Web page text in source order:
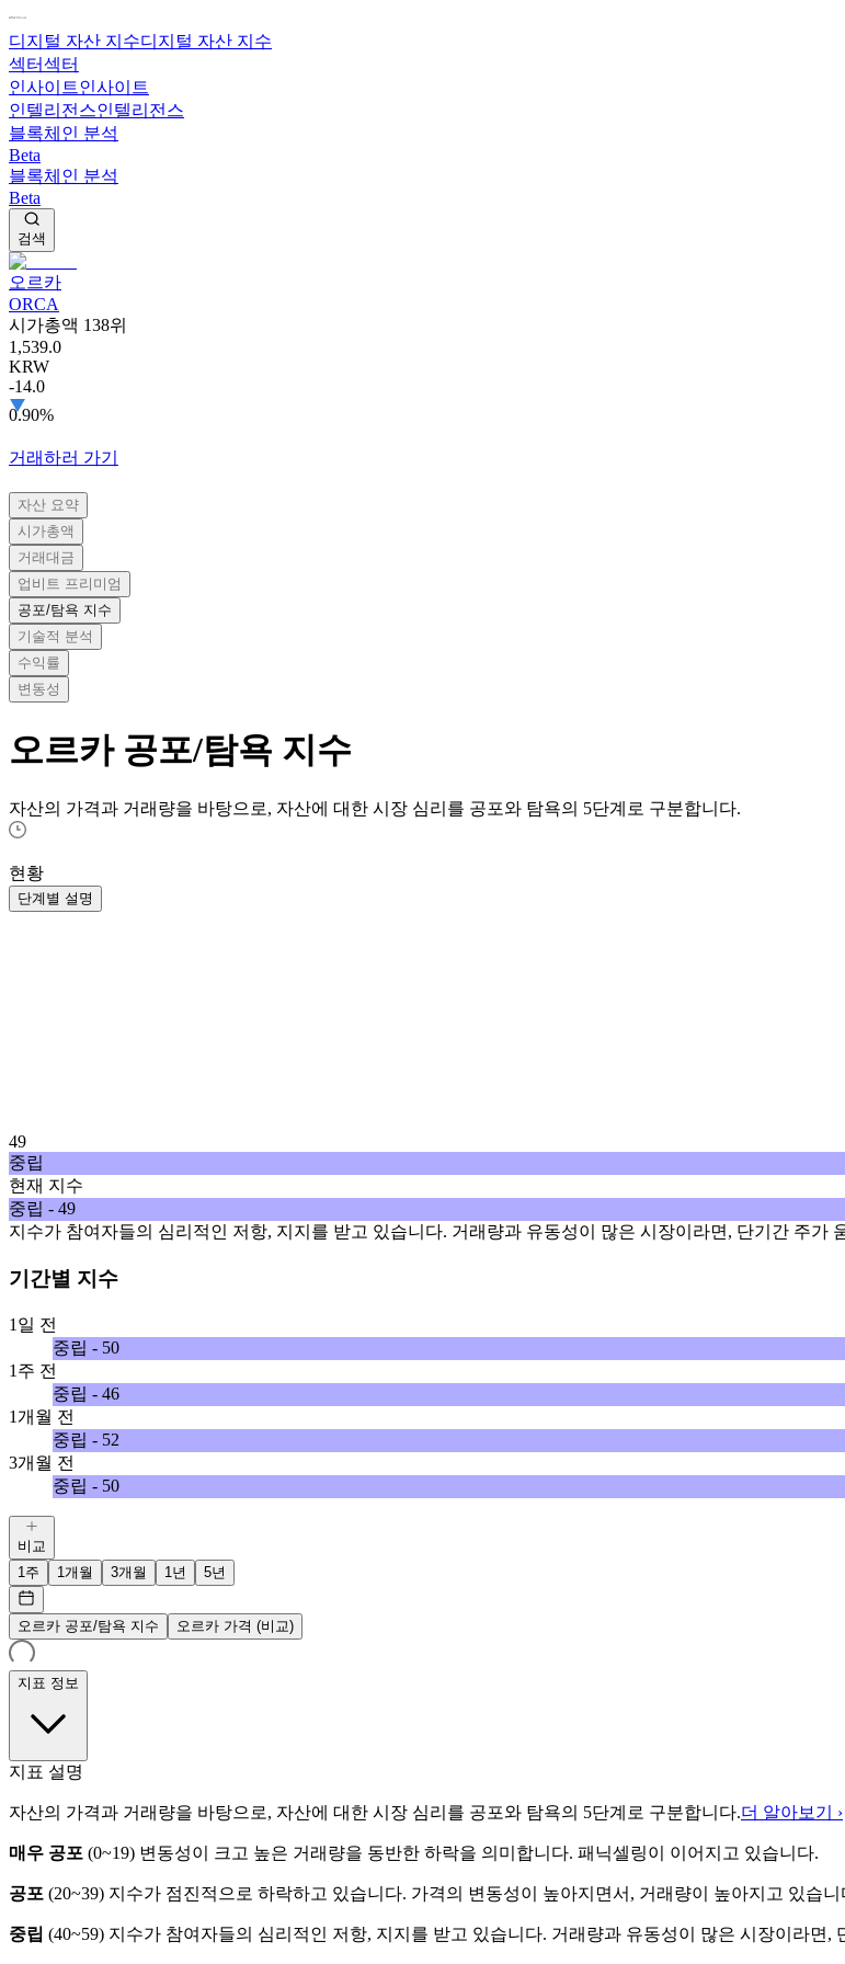
디지털 자산 지수디지털 자산 지수
섹터섹터
인사이트인사이트
인텔리전스인텔리전스
블록체인 분석
Beta
블록체인 분석
Beta
검색
오르카
ORCA
시가총액 138위
1,539.0
KRW
-14.0
0.90%
거래하러 가기
자산 요약
시가총액
거래대금
업비트 프리미엄
공포/탐욕 지수
기술적 분석
수익률
변동성
오르카 공포/탐욕 지수
자산의 가격과 거래량을 바탕으로, 자산에 대한 시장 심리를 공포와 탐욕의 5단계로 구분합니다.
현황
단계별 설명
49
중립
현재 지수
중립 - 49
지수가 참여자들의 심리적인 저항, 지지를 받고 있습니다. 거래량과 유동성이 많은 시장이라면, 단기간 주가
기간별 지수
1일 전
중립 - 50
1주 전
중립 - 46
1개월 전
중립 - 52
3개월 전
중립 - 50
비교
1주
1개월 3개월 1년 5년
오르카 공포/탐욕 지수 오르카 가격 (비교)
지표 정보
지표 설명
자산의 가격과 거래량을 바탕으로, 자산에 대한 시장 심리를 공포와 탐욕의 5단계로 구분합니다.더 알아보기 ›
매우 공포 (0~19) 변동성이 크고 높은 거래량을 동반한 하락을 의미합니다. 패닉셀링이 이어지고 있습니다.
공포 (20~39) 지수가 점진적으로 하락하고 있습니다. 가격의 변동성이 높아지면서, 거래량이 높아지고 있습
중립 (40~59) 지수가 참여자들의 심리적인 저항, 지지를 받고 있습니다. 거래량과 유동성이 많은 시장이라면,